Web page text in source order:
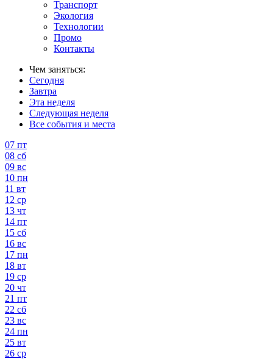
Транспорт
Экология
Технологии
Промо
Контакты
Чем заняться:
Сегодня
Завтра
Эта неделя
Следующая неделя
Все события и места
07 пт
08 сб
09 вс
10 пн
11 вт
12 ср
13 чт
14 пт
15 сб
16 вс
17 пн
18 вт
19 ср
20 чт
21 пт
22 сб
23 вс
24 пн
25 вт
26 ср